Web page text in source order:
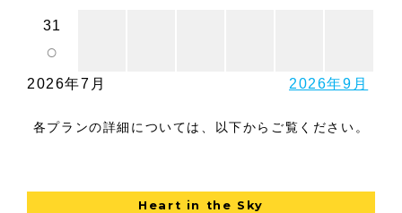
31
○
2026年7月 2026年9月
各プランの詳細については、以下からご覧ください。
Heart in the Sky